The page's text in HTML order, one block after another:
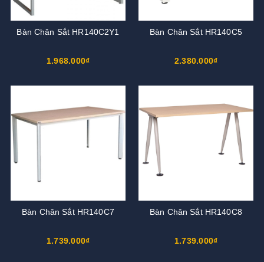
Bàn Chân Sắt HR140C2Y1
1.968.000₫
Bàn Chân Sắt HR140C5
2.380.000₫
Bàn Chân Sắt HR140C7
1.739.000₫
Bàn Chân Sắt HR140C8
1.739.000₫